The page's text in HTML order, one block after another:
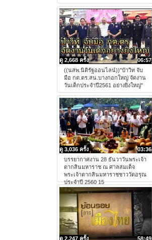
06:57
ดู 2,668 ครั้ง
((นสพ.นิติรัฐออนไลน์))"ป๋าวิท จับ
มือ กต.ตร.สน.บางกอกใหญ่ จัดงาน
วันเด็กประจำปี2561 อย่างยิ่งใหญ่"
03:36
ดู 3,036 ครั้ง
บรรยากาศงาน 28 ธันวาวันพระเจ้า
ตากสินมหาราช ณ ศาลสมเด็จ
พระเจ้าตากสินมหาราชชาววัดอรุณ
ประจำปี 2560 15
58:49
ดู 2,247 ครั้ง